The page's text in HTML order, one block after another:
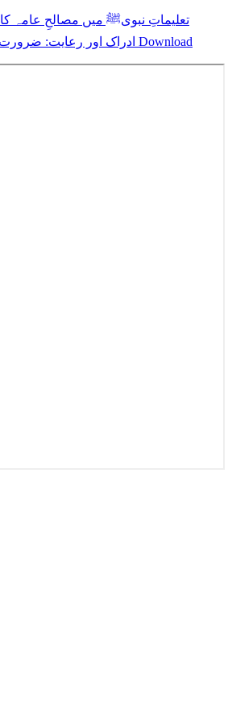
تعلیماتِ نبویﷺ میں مصالحِ عامہ کا
Download